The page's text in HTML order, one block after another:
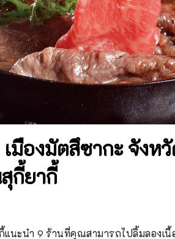
มืองมัตสึซากะ จังห
กี้ยากี้
แนะนำ 9 ร้านที่คุณสามารถไปลิ้มลองเ